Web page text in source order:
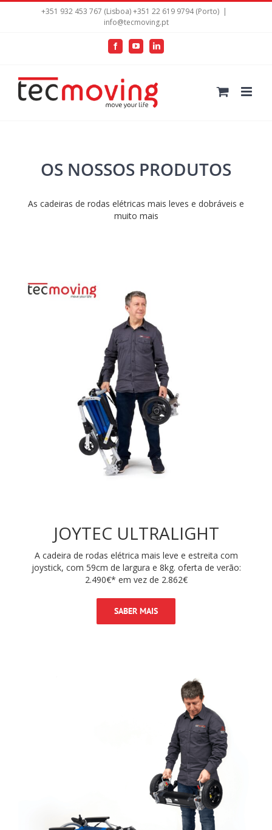
+351 932 453 767 (Lisboa) +351 22 619 9794 (Porto) |
info@tecmoving.pt
FacebookYouTubeLinkedIn
OS NOSSOS PRODUTOS
As cadeiras de rodas elétricas mais leves e dobráveis e
muito mais
JOYTEC ULTRALIGHT
A cadeira de rodas elétrica mais leve e estreita com
joystick, com 59cm de largura e 8kg. oferta de verão:
2.490€* em vez de 2.862€
SABER MAIS